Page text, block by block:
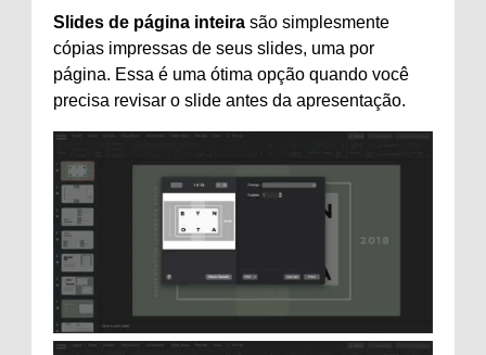
Slides de página inteira são simplesmente
cópias impressas de seus slides, uma por
página. Essa é uma ótima opção quando você
precisa revisar o slide antes da apresentação.